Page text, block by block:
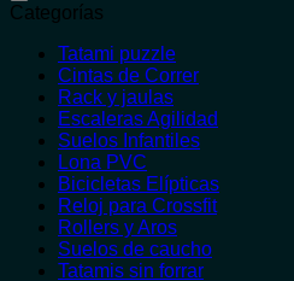
Categorías
Tatami puzzle
Cintas de Correr
Rack y jaulas
Escaleras Agilidad
Suelos Infantiles
Lona PVC
Bicicletas Elípticas
Reloj para Crossfit
Rollers y Aros
Suelos de caucho
Tatamis sin forrar